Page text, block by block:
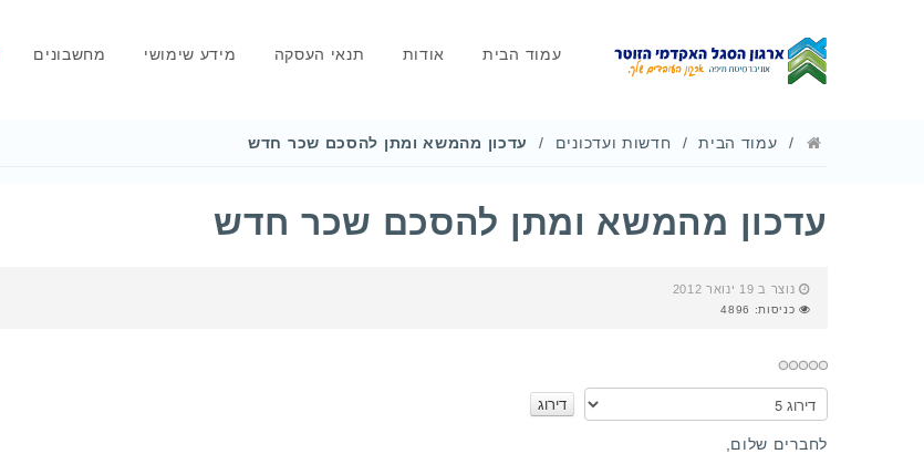
עמוד הבית אודות תנאי העסקה מידע שימושי מחשבונים
עמוד הבית חדשות ועדכונים עדכון מהמשא ומתן להסכם שכר חדש
עדכון מהמשא ומתן להסכם שכר חדש
נוצר ב 19 ינואר 2012
כניסות: 4896
אנא
דרגו
לחברים שלום,